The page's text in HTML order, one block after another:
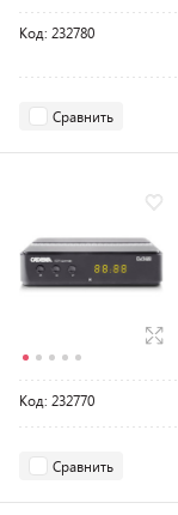
Код: 232780
Сравнить
Код: 232770
Сравнить